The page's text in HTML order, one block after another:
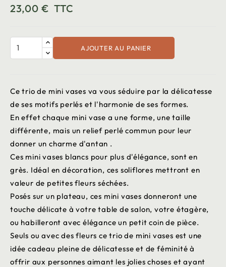
23,00 € TTC
AJOUTER AU PANIER
Ce trio de mini vases va vous séduire par la délicatesse
de ses motifs perlés et l'harmonie de ses formes.
En effet chaque mini vase a une forme, une taille
différente, mais un relief perlé commun pour leur
donner un charme d'antan .
Ces mini vases blancs pour plus d'élégance, sont en
grès. Idéal en décoration, ces soliflores mettront en
valeur de petites fleurs séchées.
Posés sur un plateau, ces mini vases donneront une
touche délicate à votre table de salon, votre étagère,
ou habilleront avec élégance un petit coin de pièce.
Seuls ou avec des fleurs ce trio de mini vases est une
idée cadeau pleine de délicatesse et de féminité à
offrir aux personnes aimant les jolies choses et ayant